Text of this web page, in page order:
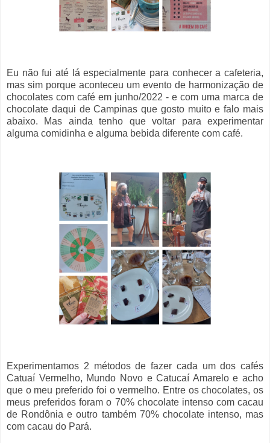
Eu não fui até lá especialmente para conhecer a cafeteria,
mas sim porque aconteceu um evento de harmonização de
chocolates com café em junho/2022 - e com uma marca de
chocolate daqui de Campinas que gosto muito e falo mais
abaixo. Mas ainda tenho que voltar para experimentar
alguma comidinha e alguma bebida diferente com café.
Experimentamos 2 métodos de fazer cada um dos cafés
Catuaí Vermelho, Mundo Novo e Catucaí Amarelo e acho
que o meu preferido foi o vermelho. Entre os chocolates, os
meus preferidos foram o 70% chocolate intenso com cacau
de Rondônia e outro também 70% chocolate intenso, mas
com cacau do Pará.